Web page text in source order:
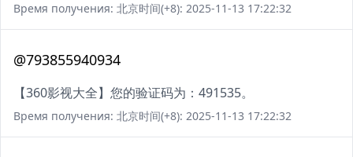
Время получения: 北京时间(+8): 2025-11-13 17:22:32
@793855940934
【360影视大全】您的验证码为：491535。
Время получения: 北京时间(+8): 2025-11-13 17:22:32